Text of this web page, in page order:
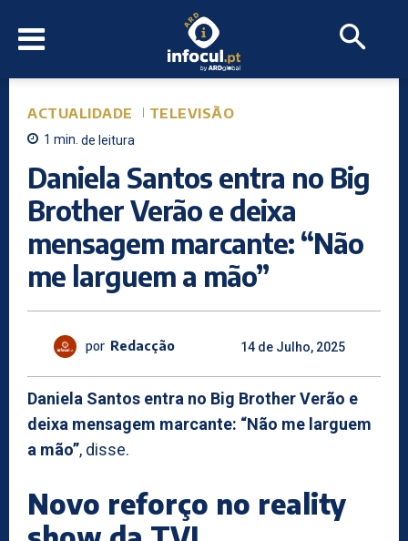
ACTUALIDADE TELEVISÃO
1 min. de leitura
Daniela Santos entra no Big
Brother Verão e deixa
mensagem marcante: “Não
me larguem a mão”
por Redacção 14 de Julho, 2025
Daniela Santos entra no Big Brother Verão e
deixa mensagem marcante: “Não me larguem
a mão”, disse.
Novo reforço no reality